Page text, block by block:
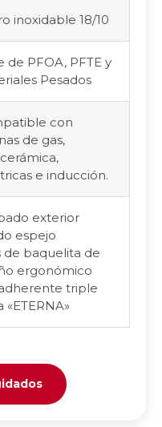
inoxidable 18/10
de PFOA, PFTE y
Pesados
con
de gas,
e inducción.
exterior
espejo
de baquelita de
ergonómico
triple
«ETERNA»